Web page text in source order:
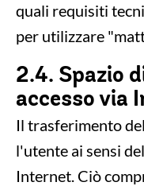
quali requisiti
per utilizzare
2.4. Spazio
accesso via
Il trasferimento
l'utente ai sensi
Internet. Ciò